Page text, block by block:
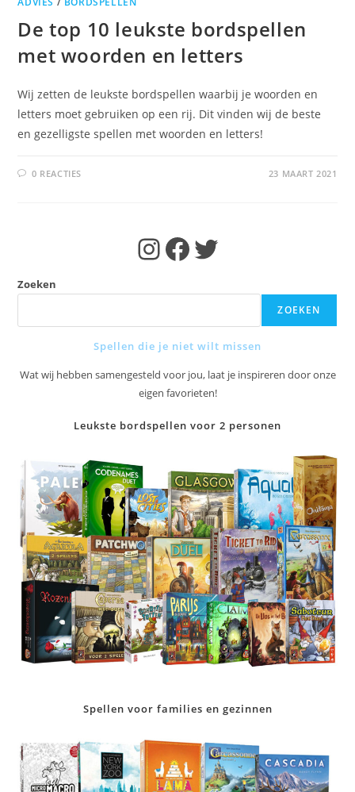
De top 10 leukste bordspellen
met woorden en letters
Wij zetten de leukste bordspellen waarbij je woorden en
letters moet gebruiken op een rij. Dit vinden wij de beste
en gezelligste spellen met woorden en letters!
0 REACTIES 23 MAART 2021
InstagramFacebookTwitter
Zoeken
ZOEKEN
Spellen die je niet wilt missen
Wat wij hebben samengesteld voor jou, laat je inspireren door onze
eigen favorieten!
Leukste bordspellen voor 2 personen
Spellen voor families en gezinnen